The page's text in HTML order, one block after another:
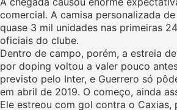
comercial. A camisa personalizada
quase 3 mil unidades nas primeiras
oficiais do clube.
Dentro de campo, porém, a estreia
por doping voltou a valer pouco
previsto pelo Inter, e Guerrero só
em abril de 2019. O começo, ainda
Ele estreou com gol contra o Caxias,